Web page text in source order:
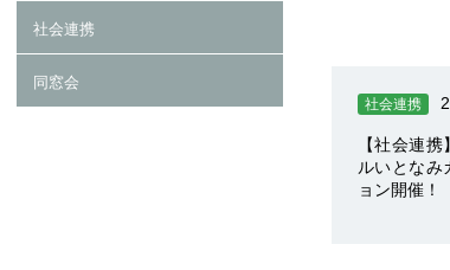
社会連携
【社会連
ルいとなみ
ョン開催！
社会連携
同窓会